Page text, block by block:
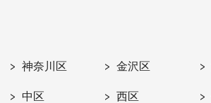
神奈川区 金沢区
中区 西区